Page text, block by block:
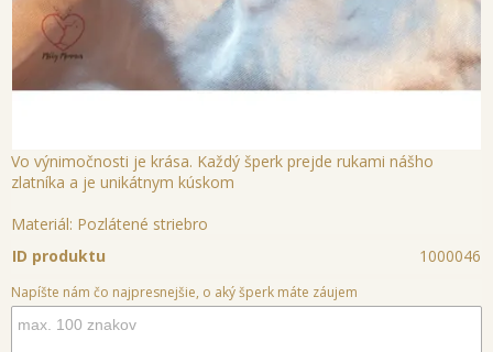
Vo výnimočnosti je krása. Každý šperk prejde rukami nášho
zlatníka a je unikátnym kúskom
Materiál: Pozlátené striebro
ID produktu
1000046
Napíšte nám čo najpresnejšie, o aký šperk máte záujem